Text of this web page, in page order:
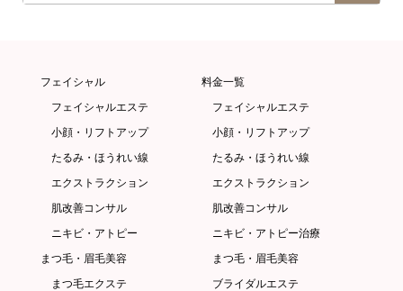
フェイシャル
フェイシャルエステ
小顔・リフトアップ
たるみ・ほうれい線
エクストラクション
肌改善コンサル
ニキビ・アトピー
まつ毛・眉毛美容
まつ毛エクステ
料金一覧
フェイシャルエステ
小顔・リフトアップ
たるみ・ほうれい線
エクストラクション
肌改善コンサル
ニキビ・アトピー治療
まつ毛・眉毛美容
ブライダルエステ